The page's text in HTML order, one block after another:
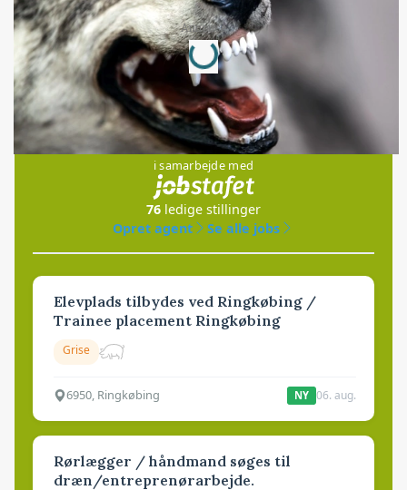
Annonce
Loading...
Jobs
i samarbejde med
76 ledige stillinger
Opret agent
Se alle jobs
Elevplads tilbydes ved Ringkøbing /
Trainee placement Ringkøbing
Grise
6950, Ringkøbing NY 06. aug.
Rørlægger / håndmand søges til
dræn/entreprenørarbejde.